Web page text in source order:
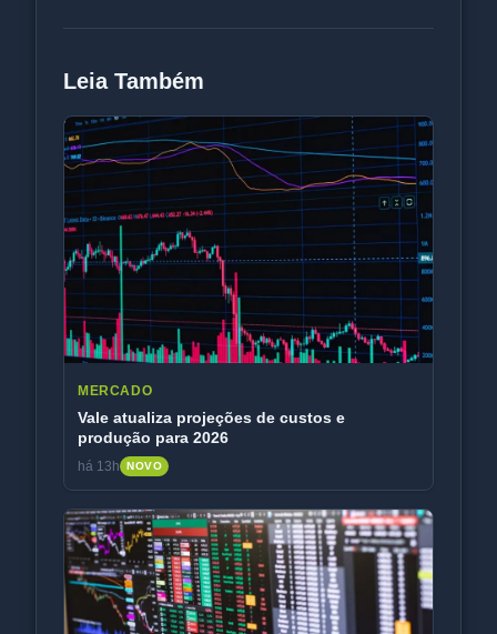
Leia Também
MERCADO
Vale atualiza projeções de custos e
produção para 2026
há 13h NOVO